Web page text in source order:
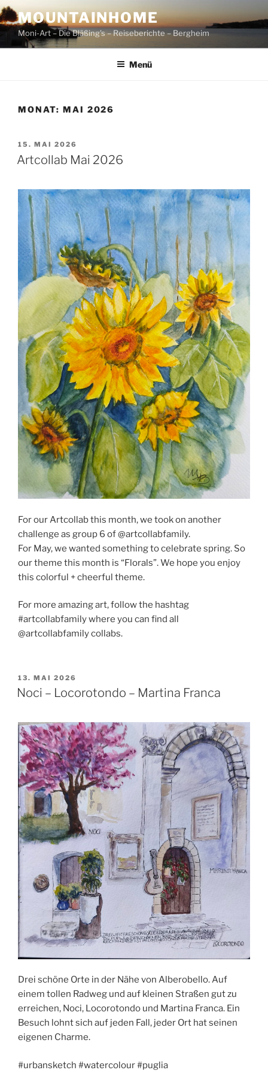
Zum
Inhalt
springen
MOUNTAINHOME
Moni-Art – Die Bläßing's – Reiseberichte – Bergheim
Menü
MONAT: MAI 2026
VERÖFFENTLICHT
AM
15. MAI 2026
Artcollab Mai 2026
For our Artcollab this month, we took on another
challenge as group 6 of @artcollabfamily.
For May, we wanted something to celebrate spring. So
our theme this month is “Florals”. We hope you enjoy
this colorful + cheerful theme.
For more amazing art, follow the hashtag
#artcollabfamily where you can find all
@artcollabfamily collabs.
VERÖFFENTLICHT
AM
13. MAI 2026
Noci – Locorotondo – Martina Franca
Drei schöne Orte in der Nähe von Alberobello. Auf
einem tollen Radweg und auf kleinen Straßen gut zu
erreichen, Noci, Locorotondo und Martina Franca. Ein
Besuch lohnt sich auf jeden Fall, jeder Ort hat seinen
eigenen Charme.
#urbansketch #watercolour #puglia